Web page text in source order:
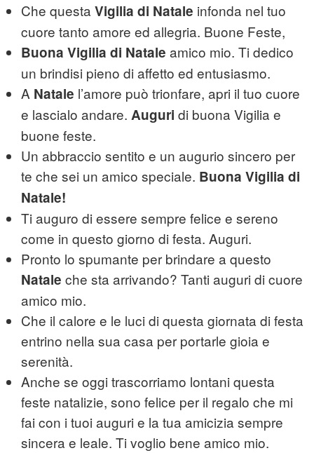
Che questa Vigilia di Natale infonda nel tuo
cuore tanto amore ed allegria. Buone Feste,
Buona Vigilia di Natale amico mio. Ti dedico
un brindisi pieno di affetto ed entusiasmo.
A Natale l’amore può trionfare, apri il tuo cuore
e lascialo andare. Auguri di buona Vigilia e
buone feste.
Un abbraccio sentito e un augurio sincero per
te che sei un amico speciale. Buona Vigilia di
Natale!
Ti auguro di essere sempre felice e sereno
come in questo giorno di festa. Auguri.
Pronto lo spumante per brindare a questo
Natale che sta arrivando? Tanti auguri di cuore
amico mio.
Che il calore e le luci di questa giornata di festa
entrino nella sua casa per portarle gioia e
serenità.
Anche se oggi trascorriamo lontani questa
feste natalizie, sono felice per il regalo che mi
fai con i tuoi auguri e la tua amicizia sempre
sincera e leale. Ti voglio bene amico mio.